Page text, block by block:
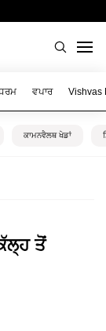
ਵਪਾਰ Vishvas
ਕਾਮਨਵੈਲਥ ਖੇਡਾਂ
ਤੋਂ